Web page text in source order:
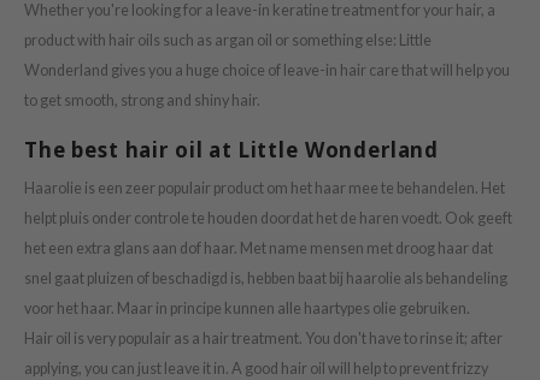
Mate
Whether you're looking for a leave-in keratine treatment for your hair, a
product with hair oils such as argan oil or something else: Little
Wonderland gives you a huge choice of leave-in hair care that will help you
to get smooth, strong and shiny hair.
The best hair oil at Little Wonderland
Haarolie is een zeer populair product om het haar mee te behandelen. Het
helpt pluis onder controle te houden doordat het de haren voedt. Ook geeft
het een extra glans aan dof haar. Met name mensen met droog haar dat
snel gaat pluizen of beschadigd is, hebben baat bij haarolie als behandeling
voor het haar. Maar in principe kunnen alle haartypes olie gebruiken.
Hair oil is very populair as a hair treatment. You don't have to rinse it; after
applying, you can just leave it in. A good hair oil will help to prevent frizzy